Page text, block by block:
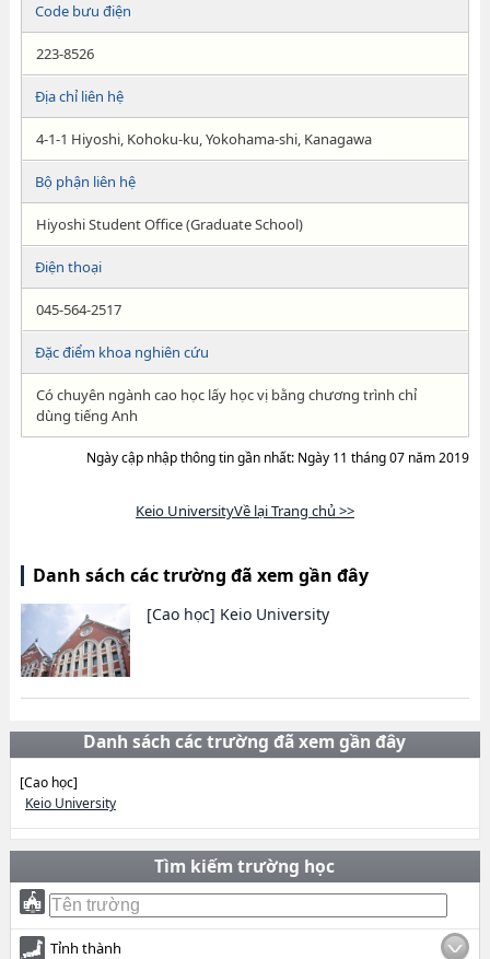
Code bưu điện
223-8526
Địa chỉ liên hệ
4-1-1 Hiyoshi, Kohoku-ku, Yokohama-shi, Kanagawa
Bộ phận liên hệ
Hiyoshi Student Office (Graduate School)
Điện thoại
045-564-2517
Đặc điểm khoa nghiên cứu
Có chuyên ngành cao học lấy học vị bằng chương trình chỉ
dùng tiếng Anh
Ngày cập nhập thông tin gần nhất: Ngày 11 tháng 07 năm 2019
Keio UniversityVề lại Trang chủ >>
Danh sách các trường đã xem gần đây
[Cao học] Keio University
Danh sách các trường đã xem gần đây
[Cao học]
Keio University
Tìm kiếm trường học
Tỉnh thành